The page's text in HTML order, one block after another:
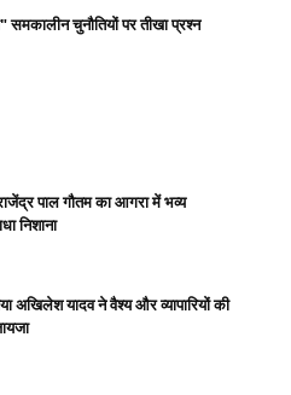
चुनौतियों पर तीखा प्रश्न
पाल गौतम का आगरा में भव्य
निशाना
अखिलेश यादव ने वैश्य और व्यापारियों की